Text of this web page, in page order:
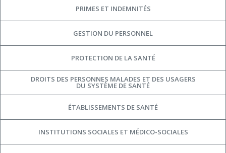
PRIMES ET INDEMNITÉS
GESTION DU PERSONNEL
PROTECTION DE LA SANTÉ
DROITS DES PERSONNES MALADES ET DES USAGERS
DU SYSTÈME DE SANTÉ
ÉTABLISSEMENTS DE SANTÉ
INSTITUTIONS SOCIALES ET MÉDICO-SOCIALES